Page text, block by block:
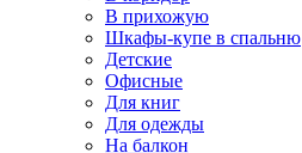
В прихожую
Шкафы-купе в спальню
Детские
Офисные
Для книг
Для одежды
На балкон